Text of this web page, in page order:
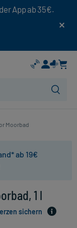
App ab 35€.
Moorbad
ab 19€
1 l
sichern